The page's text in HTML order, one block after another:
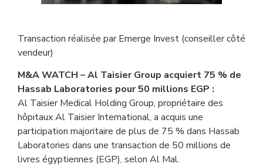
Transaction réalisée par Emerge Invest (conseiller côté
vendeur)
M&A WATCH – Al Taisier Group acquiert 75 % de
Hassab Laboratories pour 50 millions EGP :
Al Taisier Medical Holding Group, propriétaire des
hôpitaux Al Taisier International, a acquis une
participation majoritaire de plus de 75 % dans Hassab
Laboratories dans une transaction de 50 millions de
livres égyptiennes (EGP), selon Al Mal.